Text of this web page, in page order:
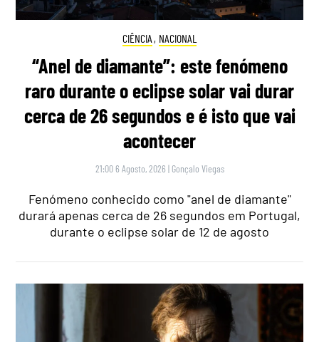
CIÊNCIA , NACIONAL
“Anel de diamante”: este fenómeno
raro durante o eclipse solar vai durar
cerca de 26 segundos e é isto que vai
acontecer
21:00 6 Agosto, 2026 | Gonçalo Viegas
Fenómeno conhecido como "anel de diamante"
durará apenas cerca de 26 segundos em Portugal,
durante o eclipse solar de 12 de agosto